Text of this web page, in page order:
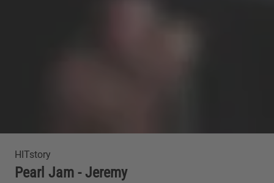
HITstory
Pearl Jam - Jeremy